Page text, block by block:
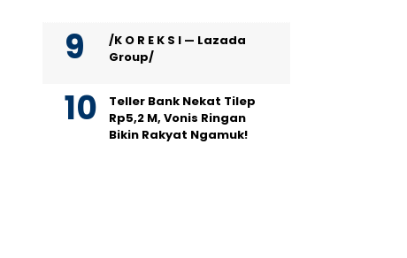
/K O R E K S I — Lazada
Group/
Teller Bank Nekat Tilep
Rp5,2 M, Vonis Ringan
Bikin Rakyat Ngamuk!